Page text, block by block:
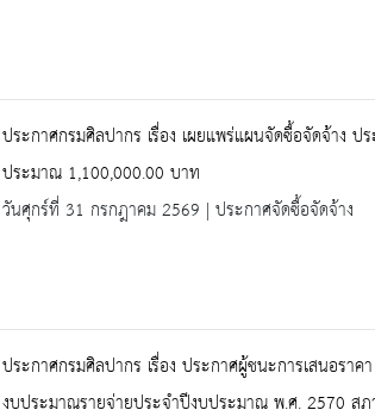
ประกาศกรมศิลปากร เรื่อง เผยแพร่แผนจัดซื้อจัดจ้าง
ประมาณ 1,100,000.00 บาท
วันศุกร์ที่ 31 กรกฎาคม 2569 | ประกาศจัดซื้อจัดจ้าง
ประกาศกรมศิลปากร เรื่อง ประกาศผู้ชนะการเสนอรา